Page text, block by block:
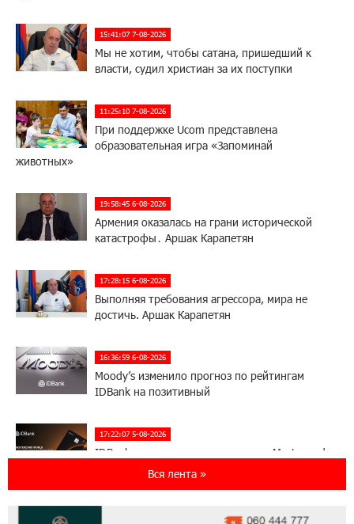
15:41:07 7-08-2026
Мы не хотим, чтобы сатана, пришедший к
власти, судил христиан за их поступки
11:25:10 7-08-2026
При поддержке Ucom представлена
образовательная игра «Запоминай
животных»
19:58:45 6-08-2026
Армения оказалась на грани исторической
катастрофы․ Аршак Карапетян
17:28:15 6-08-2026
Выполняя требования агрессора, мира не
достичь. Аршак Карапетян
16:36:59 6-08-2026
Moody’s изменило прогноз по рейтингам
IDBank на позитивный
17:22:07 5-08-2026
IDBank представляет новую карту Mastercard
World с преимуществами для путешествий и
Вся лента »